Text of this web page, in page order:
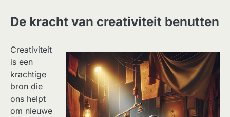
De kracht van creativiteit benutten
Creativiteit
is een
krachtige
bron die
ons helpt
om nieuwe